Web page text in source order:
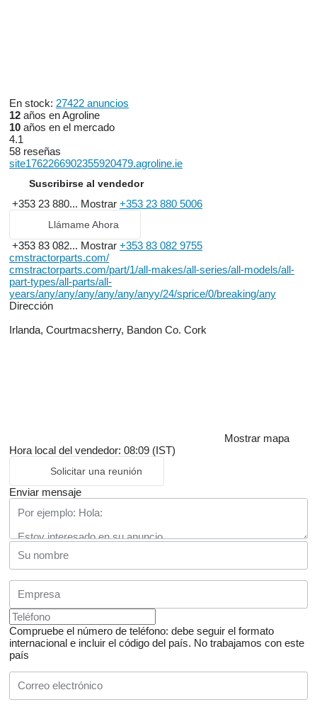
En stock: 27422 anuncios
12 años en Agroline
10 años en el mercado
4.1
58 reseñas
site1762266902355920479.agroline.ie
Suscribirse al vendedor
+353 23 880... Mostrar +353 23 880 5006
Llámame Ahora
+353 83 082... Mostrar +353 83 082 9755
cmstractorparts.com/
cmstractorparts.com/part/1/all-makes/all-series/all-models/all-
part-types/all-parts/all-
years/any/any/any/any/any/anyy/24/sprice/0/breaking/any
Dirección
Irlanda, Courtmacsherry, Bandon Co. Cork
Mostrar mapa
Hora local del vendedor: 08:09 (IST)
Solicitar una reunión
Enviar mensaje
Compruebe el número de teléfono: debe seguir el formato
internacional e incluir el código del país. No trabajamos con este
país